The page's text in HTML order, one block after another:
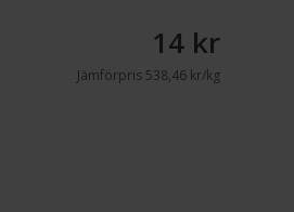
14 kr
Jämförpris538,46 kr/kg